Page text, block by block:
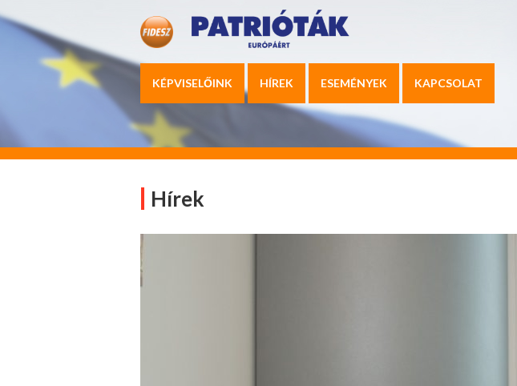
KÉPVISELŐINK HÍREK ESEMÉNYEK KAPCSOLAT
Hírek